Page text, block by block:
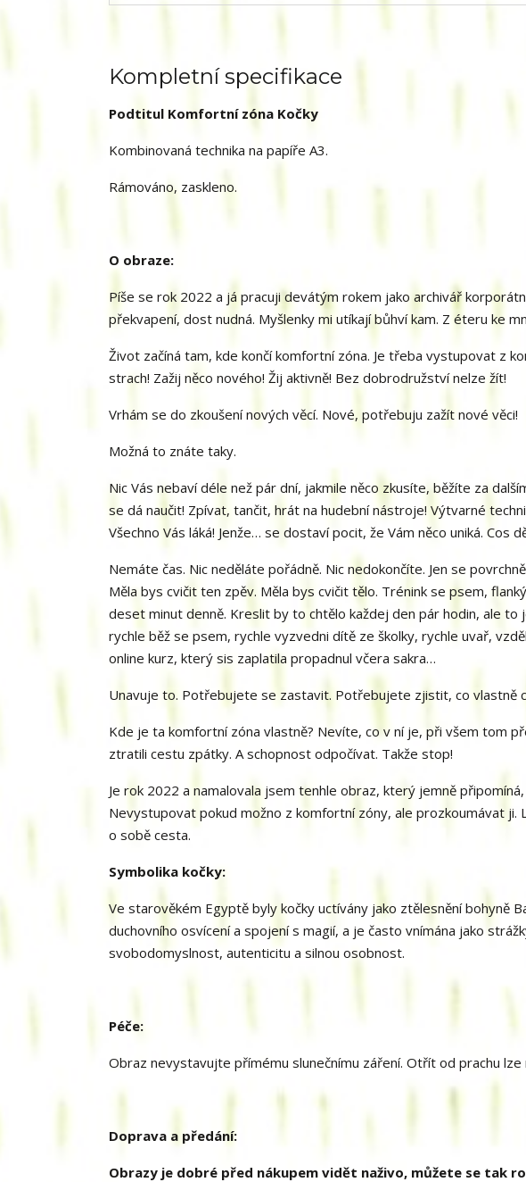
Kompletní specifikace
Podtitul Komfortní zóna Kočky
Kombinovaná technika na papíře A3.
Rámováno, zaskleno.
O obraze:
Píše se rok 2022 a já pracuji devátým rokem jako archivář
překvapení, dost nudná. Myšlenky mi utíkají bůhví kam. Z éteru ke
Život začíná tam, kde končí komfortní zóna. Je třeba vystupovat z
strach! Zažij něco nového! Žij aktivně! Bez dobrodružství nelze žít!
Vrhám se do zkoušení nových věcí. Nové, potřebuju zažít nové věci!
Možná to znáte taky.
Nic Vás nebaví déle než pár dní, jakmile něco zkusíte, běžíte za
se dá naučit! Zpívat, tančit, hrát na hudební nástroje! Výtvarné
Všechno Vás láká! Jenže… se dostaví pocit, že Vám něco uniká. Cos
Nemáte čas. Nic neděláte pořádně. Nic nedokončíte. Jen se
Měla bys cvičit ten zpěv. Měla bys cvičit tělo. Trénink se psem,
deset minut denně. Kreslit by to chtělo každej den pár hodin, ale to
rychle běž se psem, rychle vyzvedni dítě ze školky, rychle uvař,
online kurz, který sis zaplatila propadnul včera sakra…
Unavuje to. Potřebujete se zastavit. Potřebujete zjistit, co vlastně
Kde je ta komfortní zóna vlastně? Nevíte, co v ní je, při všem tom
ztratili cestu zpátky. A schopnost odpočívat. Takže stop!
Je rok 2022 a namalovala jsem tenhle obraz, který jemně
Nevystupovat pokud možno z komfortní zóny, ale prozkoumávat ji.
o sobě cesta.
Symbolika kočky:
Ve starověkém Egyptě byly kočky uctívány jako ztělesnění bohyně
duchovního osvícení a spojení s magií, a je často vnímána jako
svobodomyslnost, autenticitu a silnou osobnost.
Péče:
Obraz nevystavujte přímému slunečnímu záření. Otřít od prachu
Doprava a předání:
Obrazy je dobré před nákupem vidět naživo, můžete se tak